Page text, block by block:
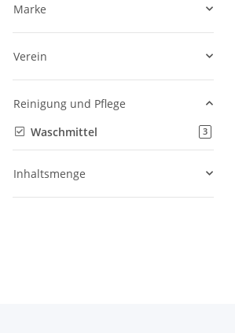
Marke
Verein
Reinigung und Pflege
Waschmittel
3Artikel
Inhaltsmenge